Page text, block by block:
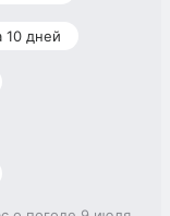
10 дней